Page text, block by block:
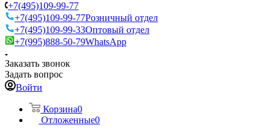
+7(495)109-99-77
+7(495)109-99-77Розничный отдел
+7(495)109-99-33Оптовый отдел
+7(995)888-50-79WhatsApp
Заказать звонок
Задать вопрос
Войти
Корзина0
Отложенные0